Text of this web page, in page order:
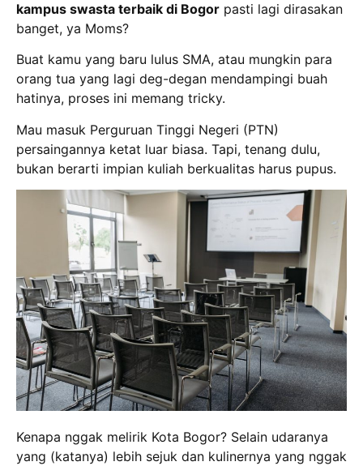
kampus swasta terbaik di Bogor pasti lagi dirasakan
banget, ya Moms?
Buat kamu yang baru lulus SMA, atau mungkin para
orang tua yang lagi deg-degan mendampingi buah
hatinya, proses ini memang tricky.
Mau masuk Perguruan Tinggi Negeri (PTN)
persaingannya ketat luar biasa. Tapi, tenang dulu,
bukan berarti impian kuliah berkualitas harus pupus.
Kenapa nggak melirik Kota Bogor? Selain udaranya
yang (katanya) lebih sejuk dan kulinernya yang nggak